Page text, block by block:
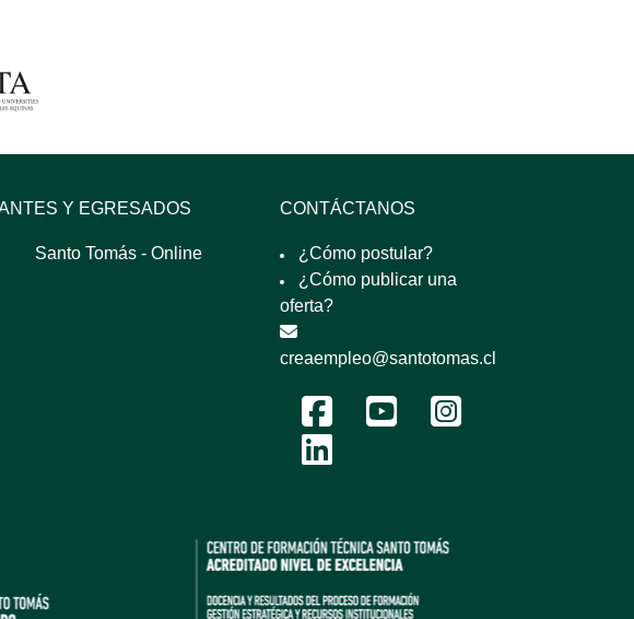
Y EGRESADOS
Santo Tomás - Online
CONTÁCTANOS
¿Cómo postular?
¿Cómo publicar una
oferta?
creaempleo@santotomas.cl